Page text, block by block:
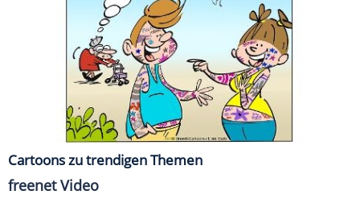
Cartoons zu trendigen Themen
freenet Video